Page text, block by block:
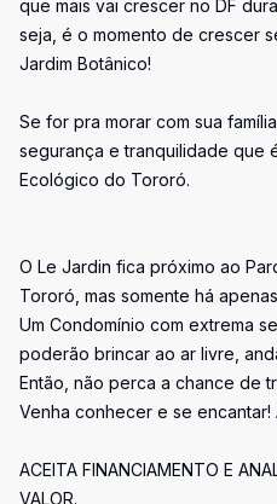
que mais vai crescer no DF
seja, é o momento de crescer
Jardim Botânico!
Se for pra morar com sua
segurança e tranquilidade que
Ecológico do Tororó.
O Le Jardin fica próximo ao
Tororó, mas somente há
Um Condomínio com extrema
poderão brincar ao ar livre,
Então, não perca a chance de
Venha conhecer e se encantar!
ACEITA FINANCIAMENTO E
VALOR.